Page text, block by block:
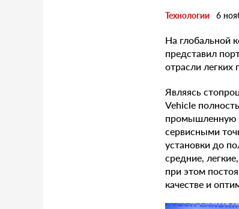
Технологии 6
На глобальной
представил
отрасли легких
Являясь
Vehicle
промышленную
сервисными
установки до
средние,
при этом
качестве и